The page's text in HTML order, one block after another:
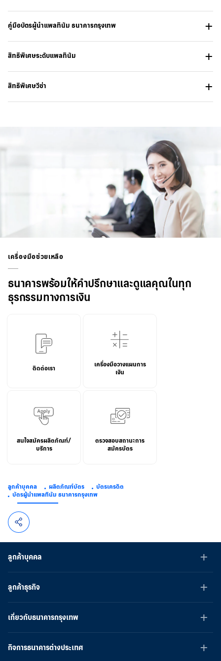
คู่มือบัตรผู้นำแพลทินัม ธนาคารกรุงเทพ
สิทธิพิเศษระดับแพลทินัม
สิทธิพิเศษวีซ่า
เครื่องมือช่วยเหลือ
ธนาคารพร้อมให้คำปรึกษาและดูแลคุณในทุก
ธุรกรรมทางการเงิน
ติดต่อเรา
เครื่องมือวางแผนการ
เงิน
สนใจสมัครผลิตภัณฑ์/
บริการ
ตรวจสอบสถานะการ
สมัครบัตร
ลูกค้าบุคคล ผลิตภัณฑ์บัตร
บัตรเครดิต
บัตรผู้นำแพลทินัม ธนาคารกรุงเทพ
ลูกค้าบุคคล
ลูกค้าธุรกิจ
เกี่ยวกับธนาคารกรุงเทพ
กิจการธนาคารต่างประเทศ